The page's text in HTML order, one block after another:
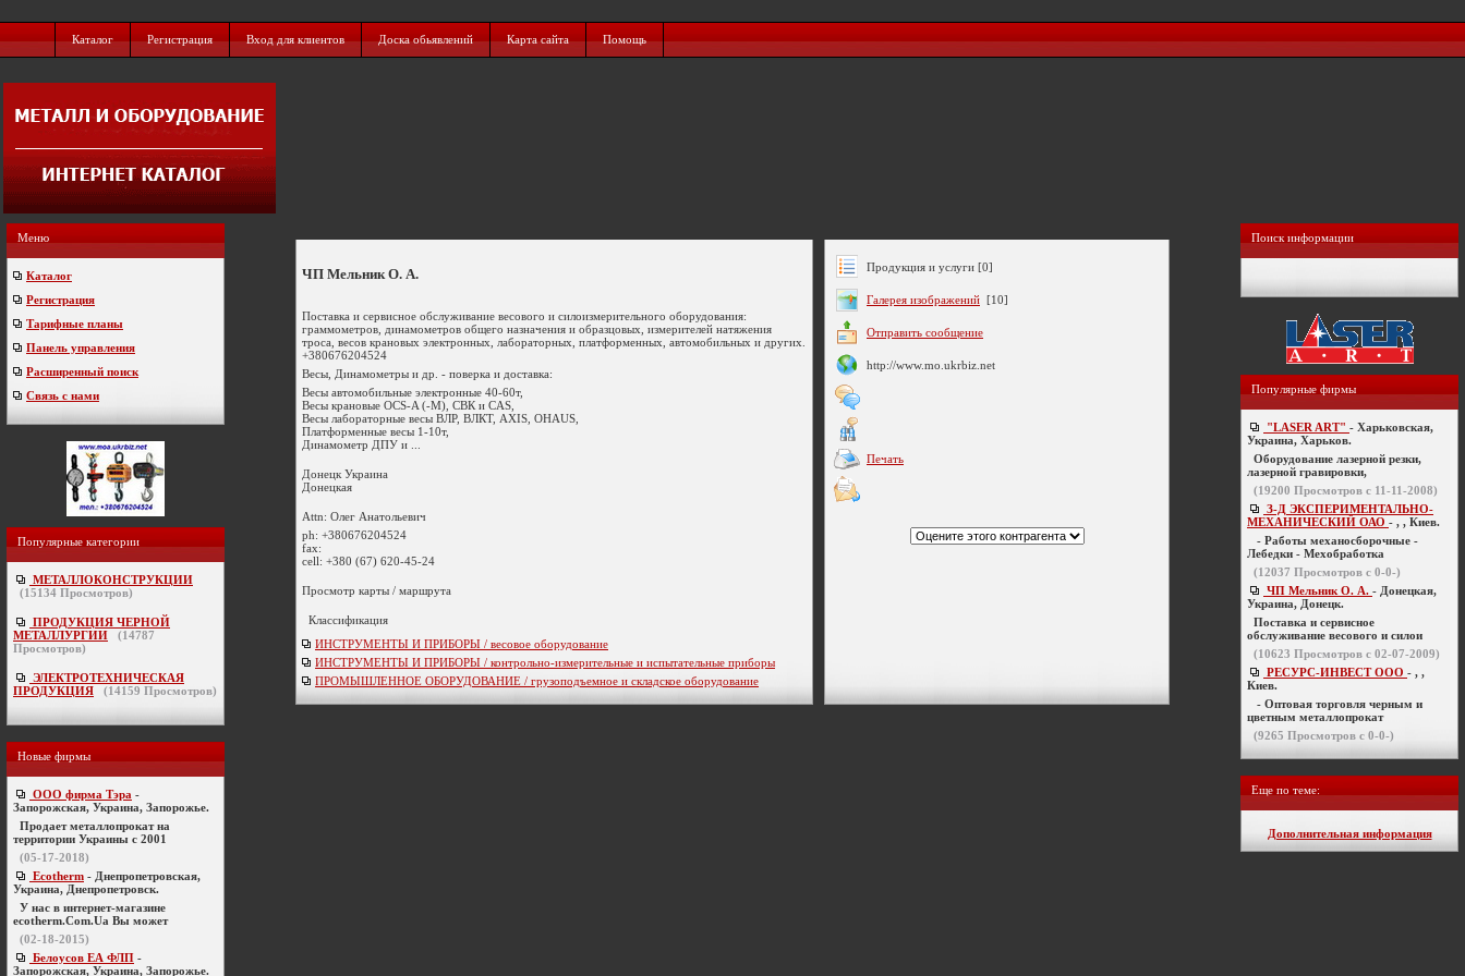
Каталог Регистрация Вход для клиентов Доска обьявлений Карта сайта Помощь
Меню
Каталог
Регистрация
Тарифные планы
Панель управления
Расширенный поиск
Связь с нами
Популярные категории
МЕТАЛЛОКОНСТРУКЦИИ
(15134 Просмотров)
ПРОДУКЦИЯ ЧЕРНОЙ
МЕТАЛЛУРГИИ
(14787
Просмотров)
ЭЛЕКТРОТЕХНИЧЕСКАЯ
ПРОДУКЦИЯ
(14159 Просмотров)
Новые фирмы
ООО фирма Тэра -
Запорожская, Украина, Запорожье.
Продает металлопрокат на
территории Украины с 2001
(05-17-2018)
Ecotherm - Днепропетровская,
Украина, Днепропетровск.
У нас в интернет-магазине
ecotherm.Com.Ua Вы может
(02-18-2015)
Белоусов ЕА ФЛП -
Запорожская, Украина, Запорожье.
ЧП Мельник О. А.
Поставка и сервисное обслуживание весового и силоизмерительного оборудования:
граммометров, динамометров общего назначения и образцовых, измерителей натяжения
троса, весов крановых электронных, лабораторных, платформенных, автомобильных и других.
+380676204524
Весы, Динамометры и др. - поверка и доставка:
Весы автомобильные электронные 40-60т,
Весы крановые OCS-A (-М), СВК и CAS,
Весы лабораторные весы ВЛР, ВЛКТ, AXIS, OHAUS,
Платформенные весы 1-10т,
Динамометр ДПУ и ...
Донецк Украина
Донецкая
Attn: Олег Анатольевич
ph: +380676204524
fax:
cell: +380 (67) 620-45-24
Просмотр карты / маршрута
Классификация
ИНСТРУМЕНТЫ И ПРИБОРЫ / весовое оборудование
ИНСТРУМЕНТЫ И ПРИБОРЫ / контрольно-измерительные и испытательные приборы
ПРОМЫШЛЕННОЕ ОБОРУДОВАНИЕ / грузоподъемное и складское оборудование
Продукция и услуги [0]
Галерея изображений [10]
Отправить сообщение
http://www.mo.ukrbiz.net
Печать
Поиск информации
Популярные фирмы
"LASER ART" - Харьковская,
Украина, Харьков.
Оборудование лазерной резки,
лазерной гравировки,
(19200 Просмотров с 11-11-2008)
З-Д ЭКСПЕРИМЕНТАЛЬНО-
МЕХАНИЧЕСКИЙ ОАО - , , Киев.
- Работы механосборочные -
Лебедки - Мехобработка
(12037 Просмотров с 0-0-)
ЧП Мельник О. А. - Донецкая,
Украина, Донецк.
Поставка и сервисное
обслуживание весового и силои
(10623 Просмотров с 02-07-2009)
РЕСУРС-ИНВЕСТ ООО - , ,
Киев.
- Оптовая торговля черным и
цветным металлопрокат
(9265 Просмотров с 0-0-)
Еще по теме:
Дополнительная информация